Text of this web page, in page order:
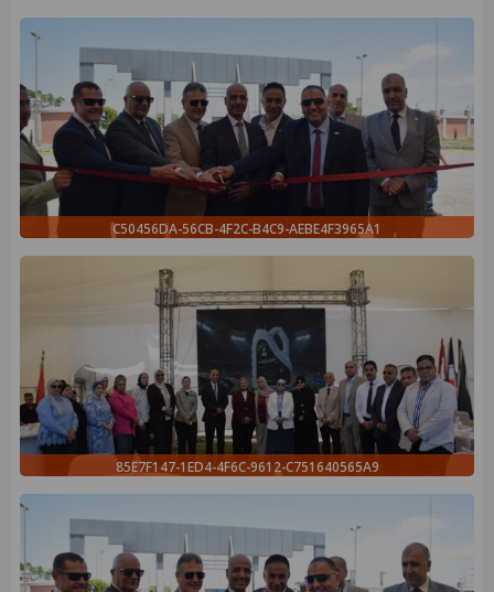
C50456DA-56CB-4F2C-B4C9-AEBE4F3965A1
85E7F147-1ED4-4F6C-9612-C751640565A9